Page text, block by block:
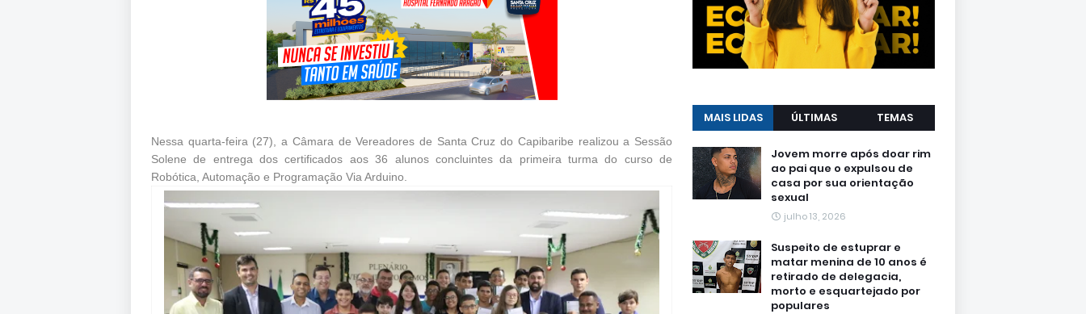
Nessa quarta-feira (27), a Câmara de Vereadores de Santa Cruz do Capibaribe realizou a Sessão
Solene de entrega dos certificados aos 36 alunos concluintes da primeira turma do curso de
Robótica, Automação e Programação Via Arduino.
MAIS LIDAS ÚLTIMAS TEMAS
Jovem morre após doar rim
ao pai que o expulsou de
casa por sua orientação
sexual
julho 13, 2026
Suspeito de estuprar e
matar menina de 10 anos é
retirado de delegacia,
morto e esquartejado por
populares